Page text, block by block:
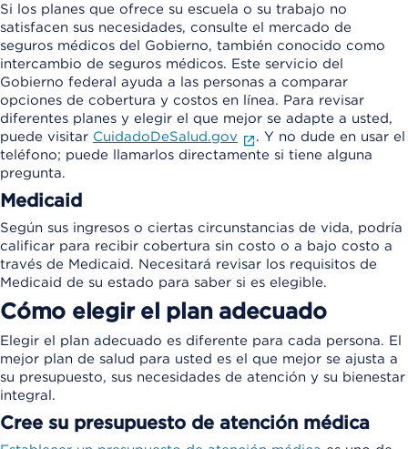
Si los planes que ofrece su escuela o su trabajo no
satisfacen sus necesidades, consulte el mercado de
seguros médicos del Gobierno, también conocido como
intercambio de seguros médicos. Este servicio del
Gobierno federal ayuda a las personas a comparar
opciones de cobertura y costos en línea. Para revisar
diferentes planes y elegir el que mejor se adapte a usted,
puede visitar CuidadoDeSalud.gov
. Y no dude en usar el
teléfono; puede llamarlos directamente si tiene alguna
pregunta.
Medicaid
Según sus ingresos o ciertas circunstancias de vida, podría
calificar para recibir cobertura sin costo o a bajo costo a
través de Medicaid. Necesitará revisar los requisitos de
Medicaid de su estado para saber si es elegible.
Cómo elegir el plan adecuado
Elegir el plan adecuado es diferente para cada persona. El
mejor plan de salud para usted es el que mejor se ajusta a
su presupuesto, sus necesidades de atención y su bienestar
integral.
Cree su presupuesto de atención médica